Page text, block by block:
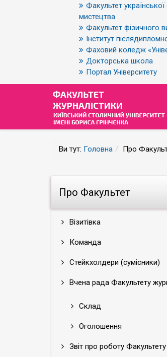
Факультет української
мистецтва
Факультет фізичного
Інститут
Фаховий коледж
Докторська школа
Портал Університету
Ви тут: Головна Про
Про Факультет
Візитівка
Команда
Стейкхолдери (сумісники)
Вчена рада Факультету
Склад
Оголошення
Звіт про роботу